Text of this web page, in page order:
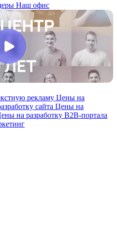
Наш офис
рекламу Цены на
сайта Цены на
на разработку В2В-портала